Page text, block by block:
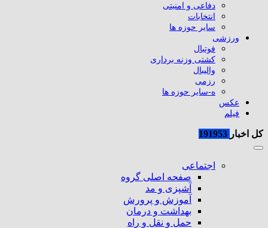
دفاعی و امنیتی
انتخابات
سایر حوزه ها
ورزشی
فوتبال
کشتی وزنه برداری
والیبال
رزمی
ه-سایر حوزه ها
عکس
فیلم
کل اخبار
اجتماعی
صفحه اصلی گروه
آشپزی و مد
آموزش و پرورش
بهداشت و درمان
حمل و نقل و راه